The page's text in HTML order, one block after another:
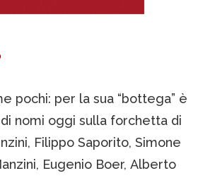
pochi: per la sua “bottega” è
nomi oggi sulla forchetta di
Filippo Saporito, Simone
Eugenio Boer, Alberto